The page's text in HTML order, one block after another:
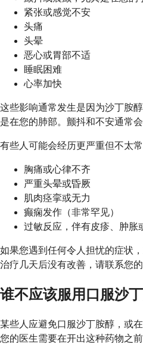
紧张或感觉不安
头痛
头晕
恶心或胃部不适
睡眠困难
心率加快
这些影响通常发生是因为沙丁胺
是在您的肺部。颤抖和不安通常
有些人可能会经历更严重但不太
胸痛或心律不齐
严重头晕或昏厥
肌肉痉挛或无力
癫痫发作（非常罕见）
过敏反应，伴有皮疹、肿胀
如果您遇到任何令人担忧的症状
治疗几天后没有改善，请联系您的
谁不应该服用口服沙
某些人应避免口服沙丁胺醇，或
您的医生需要在开出这种药物之